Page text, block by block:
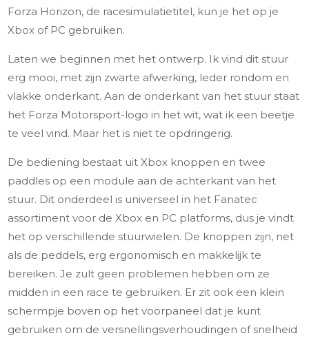
Forza Horizon, de racesimulatietitel, kun je het op je
Xbox of PC gebruiken.
Laten we beginnen met het ontwerp. Ik vind dit stuur
erg mooi, met zijn zwarte afwerking, leder rondom en
vlakke onderkant. Aan de onderkant van het stuur staat
het Forza Motorsport-logo in het wit, wat ik een beetje
te veel vind. Maar het is niet te opdringerig.
De bediening bestaat uit Xbox knoppen en twee
paddles op een module aan de achterkant van het
stuur. Dit onderdeel is universeel in het Fanatec
assortiment voor de Xbox en PC platforms, dus je vindt
het op verschillende stuurwielen. De knoppen zijn, net
als de peddels, erg ergonomisch en makkelijk te
bereiken. Je zult geen problemen hebben om ze
midden in een race te gebruiken. Er zit ook een klein
schermpje boven op het voorpaneel dat je kunt
gebruiken om de versnellingsverhoudingen of snelheid